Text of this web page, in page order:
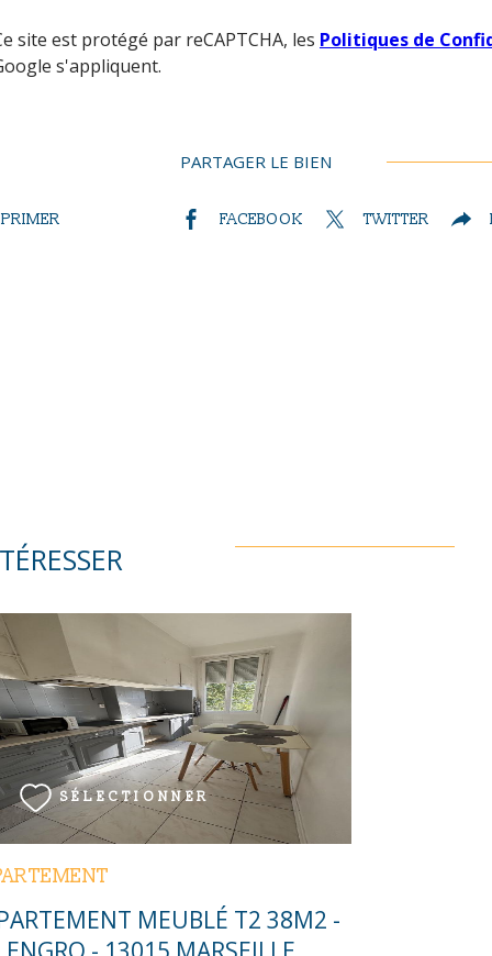
site est protégé par reCAPTCHA, les Politiques de
s'appliquent.
PARTAGER LE BIEN
FACEBOOK TWITTER
MEUBLÉ T2 38M2 -
SÉLECTIONNER
VOIR LE BIEN